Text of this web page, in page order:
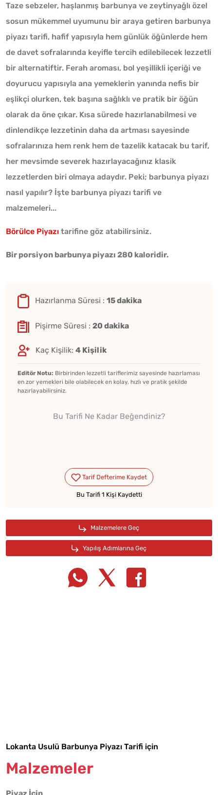
Taze sebzeler, haşlanmış barbunya ve zeytinyağlı özel
sosun mükemmel uyumunu bir araya getiren barbunya
piyazı tarifi, hafif yapısıyla hem günlük öğünlerde hem
de davet sofralarında keyifle tercih edilebilecek lezzetli
bir alternatiftir. Ferah aroması, bol yeşillikli içeriği ve
doyurucu yapısıyla ana yemeklerin yanında nefis bir
eşlikçi olurken, tek başına sağlıklı ve pratik bir öğün
olarak da öne çıkar. Kısa sürede hazırlanabilmesi ve
dinlendikçe lezzetinin daha da artması sayesinde
sofralarınıza hem renk hem de tazelik katacak bu tarif,
her mevsimde severek hazırlayacağınız klasik
lezzetlerden biri olmaya adaydır. Peki; barbunya piyazı
nasıl yapılır? İşte barbunya piyazı tarifi ve
malzemeleri...
Börülce Piyazı tarifine göz atabilirsiniz.
Bir porsiyon barbunya piyazı 280 kaloridir.
Hazırlanma Süresi : 15 dakika
Pişirme Süresi : 20 dakika
Kaç Kişilik: 4 Kişilik
Editör Notu: Birbirinden lezzetli tariflerimiz sayesinde hazırlaması
en zor yemekleri bile olabilecek en kolay, hızlı ve pratik şekilde
hazırlayabilirsiniz.
Bu Tarifi Ne Kadar Beğendiniz?
Bu Tarifi 1 Kişi Kaydetti
Lokanta Usulü Barbunya Piyazı Tarifi için
Malzemeler